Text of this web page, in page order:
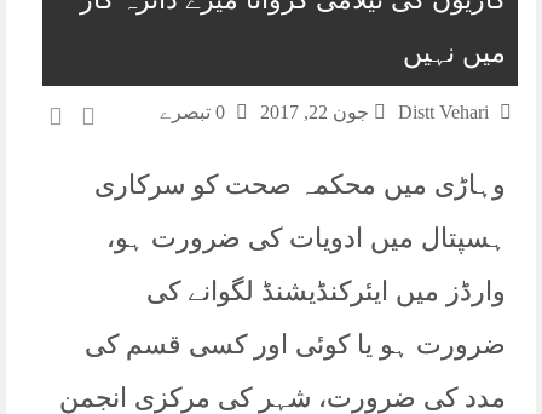
موصول
جدید سپورٹس اکیڈمی اب وہاڑی میں
کوشاں ہیں
میں نہیں
Distt Vehari جون 22, 2017
وہاڑی میں محکمہ صحت کو سرکاری
ہسپتال میں ادویات کی ضرورت ہو،
وارڈز میں ایئرکنڈیشنڈ لگوانے کی
ضرورت ہو یا کوئی اور کسی قسم کی
مدد کی ضرورت، شہر کی مرکزی انجمن